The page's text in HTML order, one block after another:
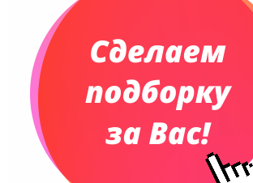
Сумки и Рюкзаки
Сумки для планшетов и ноутбуков
Рюкзаки
Конференц-сумки
Сумки для покупок промо
Несессеры и косметички